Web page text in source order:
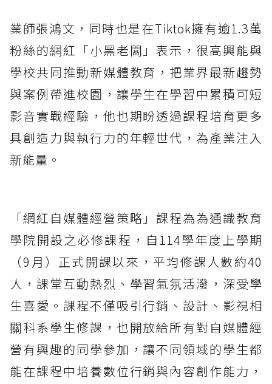
業師張鴻文，同時也是在Tiktok擁有逾1.3萬
粉絲的網紅「小黑老闆」表示，很高興能與
學校共同推動新媒體教育，把業界最新趨勢
與案例帶進校園，讓學生在學習中累積可短
影音實戰經驗，他也期盼透過課程培育更多
具創造力與執行力的年輕世代，為產業注入
新能量。
「網紅自媒體經營策略」課程為為通識教育
學院開設之必修課程，自114學年度上學期
（9月）正式開課以來，平均修課人數約40
人，課堂互動熱烈、學習氣氛活潑，深受學
生喜愛。課程不僅吸引行銷、設計、影視相
關科系學生修課，也開放給所有對自媒體經
營有興趣的同學參加，讓不同領域的學生都
能在課程中培養數位行銷與內容創作能力，